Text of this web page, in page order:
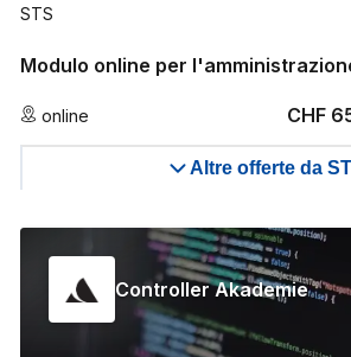
STS
Modulo online per
online CHF
Altre offerte da
Controller Akademie